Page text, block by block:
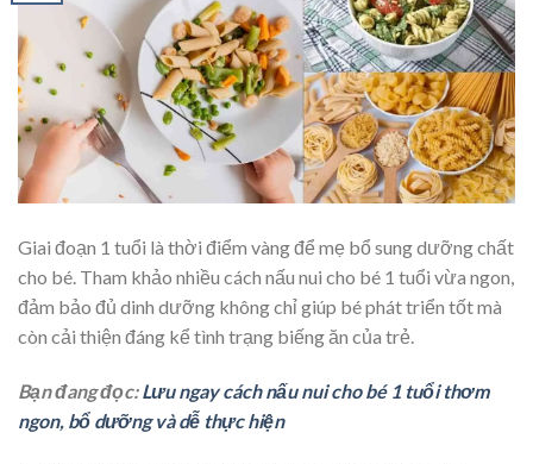
Giai đoạn 1 tuổi là thời điểm vàng để mẹ bổ sung dưỡng chất
cho bé. Tham khảo nhiều cách nấu nui cho bé 1 tuổi vừa ngon,
đảm bảo đủ dinh dưỡng không chỉ giúp bé phát triển tốt mà
còn cải thiện đáng kể tình trạng biếng ăn của trẻ.
Bạn đang đọc:Lưu ngay cách nấu nui cho bé 1 tuổi thơm
ngon, bổ dưỡng và dễ thực hiện